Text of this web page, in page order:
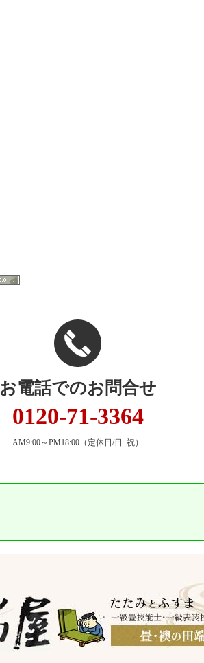
お電話でのお問合せ
0120-71-3364
AM9:00～PM18:00 （定休日/日･祝）